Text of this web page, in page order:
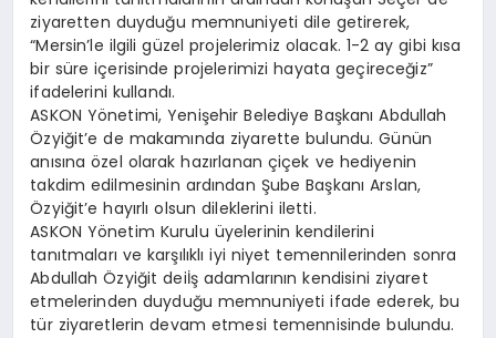
ziyaretten duyduğu memnuniyeti dile getirerek,
“Mersin’le ilgili güzel projelerimiz olacak. 1-2 ay gibi kısa
bir süre içerisinde projelerimizi hayata geçireceğiz”
ifadelerini kullandı.
ASKON Yönetimi, Yenişehir Belediye Başkanı Abdullah
Özyiğit’e de makamında ziyarette bulundu. Günün
anısına özel olarak hazırlanan çiçek ve hediyenin
takdim edilmesinin ardından Şube Başkanı Arslan,
Özyiğit’e hayırlı olsun dileklerini iletti.
ASKON Yönetim Kurulu üyelerinin kendilerini
tanıtmaları ve karşılıklı iyi niyet temennilerinden sonra
Abdullah Özyiğit deiİş adamlarının kendisini ziyaret
etmelerinden duyduğu memnuniyeti ifade ederek, bu
tür ziyaretlerin devam etmesi temennisinde bulundu.